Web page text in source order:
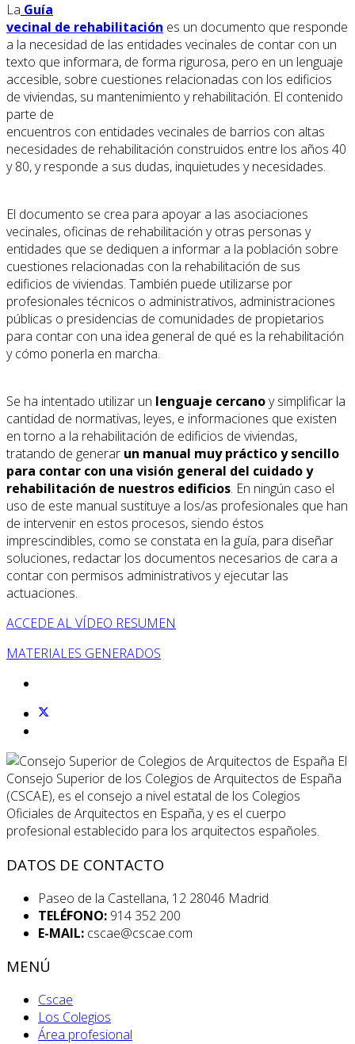
La Guía
vecinal de rehabilitación es un documento que responde
a la necesidad de las entidades vecinales de contar con un
texto que informara, de forma rigurosa, pero en un lenguaje
accesible, sobre cuestiones relacionadas con los edificios
de viviendas, su mantenimiento y rehabilitación. El contenido
parte de
encuentros con entidades vecinales de barrios con altas
necesidades de rehabilitación construidos entre los años 40
y 80, y responde a sus dudas, inquietudes y necesidades.
El documento se crea para apoyar a las asociaciones
vecinales, oficinas de rehabilitación y otras personas y
entidades que se dediquen a informar a la población sobre
cuestiones relacionadas con la rehabilitación de sus
edificios de viviendas. También puede utilizarse por
profesionales técnicos o administrativos, administraciones
públicas o presidencias de comunidades de propietarios
para contar con una idea general de qué es la rehabilitación
y cómo ponerla en marcha.
Se ha intentado utilizar un lenguaje cercanoy simplificar la
cantidad de normativas, leyes, e informaciones que existen
en torno a la rehabilitación de edificios de viviendas,
tratando de generar un manual muy práctico y sencillo
para contar con una visión general del cuidado y
rehabilitación de nuestros edificios. En ningún caso el
uso de este manual sustituye a los/as profesionales que han
de intervenir en estos procesos, siendo éstos
imprescindibles, como se constata en la guía, para diseñar
soluciones, redactar los documentos necesarios de cara a
contar con permisos administrativos y ejecutar las
actuaciones.
ACCEDE AL VÍDEO RESUMEN
MATERIALES GENERADOS
El
Consejo Superior de los Colegios de Arquitectos de España
(CSCAE), es el consejo a nivel estatal de los Colegios
Oficiales de Arquitectos en España, y es el cuerpo
profesional establecido para los arquitectos españoles.
DATOS DE CONTACTO
Paseo de la Castellana, 12 28046 Madrid
TELÉFONO: 914 352 200
E-MAIL: cscae@cscae.com
MENÚ
Cscae
Los Colegios
Área profesional